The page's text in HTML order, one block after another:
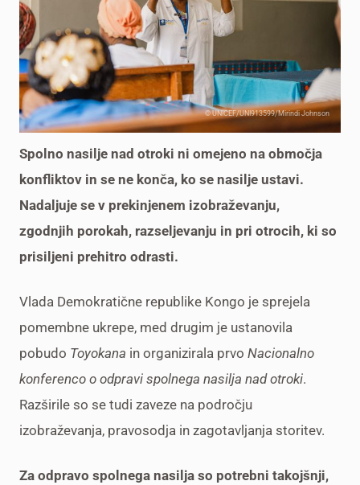
© UNICEF/UNI913599/Mirindi Johnson
Spolno nasilje nad otroki ni omejeno na območja
konfliktov in se ne konča, ko se nasilje ustavi.
Nadaljuje se v prekinjenem izobraževanju,
zgodnjih porokah, razseljevanju in pri otrocih, ki so
prisiljeni prehitro odrasti.
Vlada Demokratične republike Kongo je sprejela
pomembne ukrepe, med drugim je ustanovila
pobudo Toyokana in organizirala prvo Nacionalno
konferenco o odpravi spolnega nasilja nad otroki.
Razširile so se tudi zaveze na področju
izobraževanja, pravosodja in zagotavljanja storitev.
Za odpravo spolnega nasilja so potrebni takojšnji,